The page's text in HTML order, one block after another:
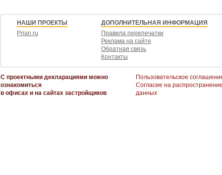
НАШИ ПРОЕКТЫ
Prian.ru
ДОПОЛНИТЕЛЬНАЯ ИНФОРМАЦИЯ
Правила перепечатки
Реклама на сайте
Обратная связь
Контакты
С проектными декларациями можно
ознакомиться
в офисах и на сайтах застройщиков
Пользовательское
Согласие на
данных